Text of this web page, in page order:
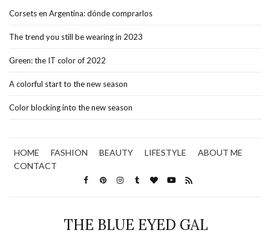
Corsets en Argentina: dónde comprarlos
The trend you still be wearing in 2023
Green: the IT color of 2022
A colorful start to the new season
Color blocking into the new season
HOME FASHION BEAUTY LIFESTYLE
ABOUT ME
CONTACT
THE BLUE EYED GAL